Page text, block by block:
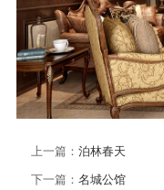
上一篇： 泊林春天
下一篇： 名城公馆